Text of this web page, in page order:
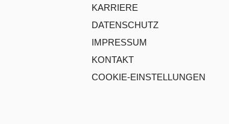
KARRIERE
DATENSCHUTZ
IMPRESSUM
KONTAKT
COOKIE-EINSTELLUNGEN